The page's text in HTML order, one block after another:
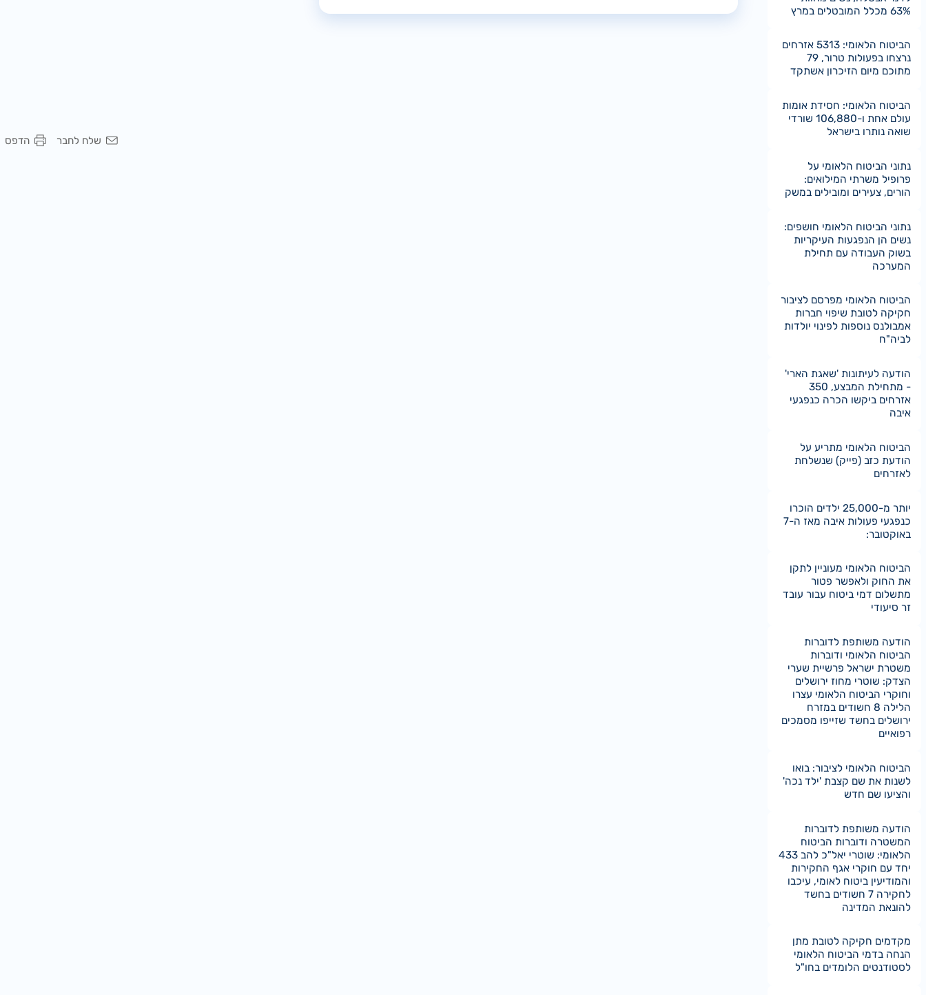
63% מכלל המובטלים במרץ
הביטוח הלאומי: 5313 אזרחים
נרצחו בפעולות טרור, 79
מתוכם מיום הזיכרון אשתקד
הביטוח הלאומי: חסידת אומות
עולם אחת ו-106,880 שורדי
שואה נותרו בישראל
נתוני הביטוח הלאומי על
פרופיל משרתי המילואים:
הורים, צעירים ומובילים במשק
נתוני הביטוח הלאומי חושפים:
נשים הן הנפגעות העיקריות
בשוק העבודה עם תחילת
המערכה
הביטוח הלאומי מפרסם לציבור
חקיקה לטובת שיפוי חברות
אמבולנס נוספות לפינוי יולדות
לביה"ח
הודעה לעיתונות 'שאגת הארי'
- מתחילת המבצע, 350
אזרחים ביקשו הכרה כנפגעי
איבה
הביטוח הלאומי מתריע על
הודעת כזב (פייק) שנשלחת
לאזרחים
יותר מ-25,000 ילדים הוכרו
כנפגעי פעולות איבה מאז ה-7
באוקטובר:
הביטוח הלאומי מעוניין לתקן
את החוק ולאפשר פטור
מתשלום דמי ביטוח עבור עובד
זר סיעודי
הודעה משותפת לדוברות
הביטוח הלאומי ודוברות
משטרת ישראל פרשיית שערי
הצדק: שוטרי מחוז ירושלים
וחוקרי הביטוח הלאומי עצרו
הלילה 8 חשודים במזרח
ירושלים בחשד שזייפו מסמכים
רפואיים
הביטוח הלאומי לציבור: בואו
לשנות את שם קצבת 'ילד נכה'
והציעו שם חדש
הודעה משותפת לדוברות
המשטרה ודוברות הביטוח
הלאומי: שוטרי יאל"כ להב 433
יחד עם חוקרי אגף החקירות
והמודיעין ביטוח לאומי, עיכבו
לחקירה 7 חשודים בחשד
להונאת המדינה
מקדמים חקיקה לטובת מתן
הנחה בדמי הביטוח הלאומי
לסטודנטים הלומדים בחו"ל
הדפס שלח לחבר